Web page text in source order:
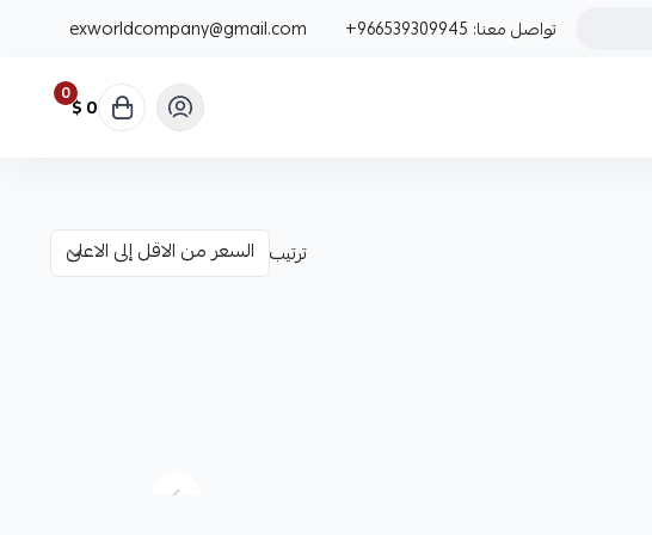
تواصل معنا: +966539309945
exworldcompany@gmail.com
0 0 $
ترتيب